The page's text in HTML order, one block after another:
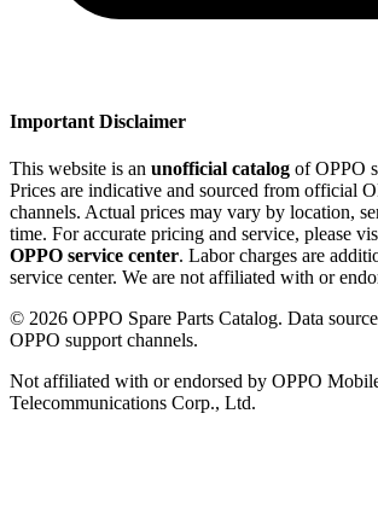
Important Disclaimer
This website is an unofficial catalog of OPPO
Prices are indicative and sourced from official
channels. Actual prices may vary by location,
time. For accurate pricing and service, please
OPPO service center. Labor charges are
service center. We are not affiliated with or
© 2026 OPPO Spare Parts Catalog. Data
OPPO support channels.
Not affiliated with or endorsed by OPPO
Telecommunications Corp., Ltd.